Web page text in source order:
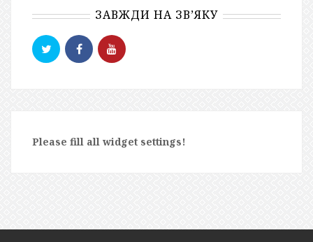
ЗАВЖДИ НА ЗВ’ЯКУ
Please fill all widget settings!